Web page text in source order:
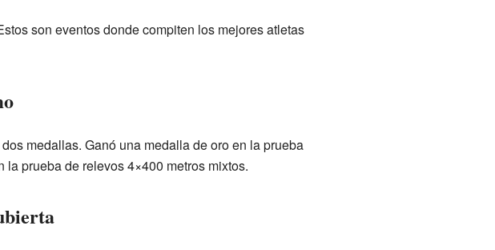
son eventos donde compiten los mejores atletas
medallas. Ganó una medalla de oro en la prueba
prueba de relevos 4×400 metros mixtos.